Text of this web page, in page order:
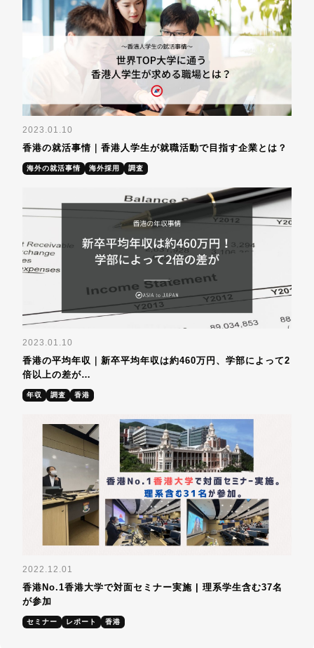
2023.01.10
香港の就活事情｜香港人学生が就職活動で目指す企業とは？
海外の就活事情 海外採用 調査
2023.01.10
香港の平均年収｜新卒平均年収は約460万円、学部によって2
倍以上の差が…
年収 調査 香港
2022.12.01
香港No.1香港大学で対面セミナー実施 | 理系学生含む37名
が参加
セミナー レポート 香港